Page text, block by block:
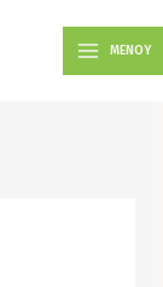
MAIN
MENUΜΕΝΟΥ